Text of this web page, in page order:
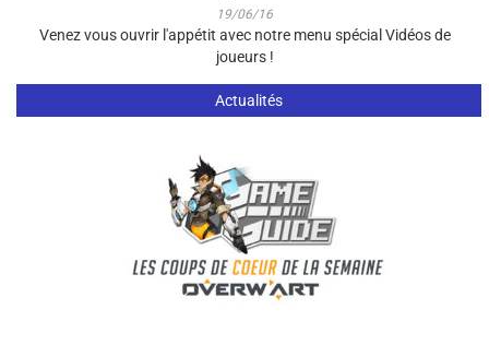
19/06/16
Venez vous ouvrir l'appétit avec notre menu spécial Vidéos de
joueurs !
Actualités